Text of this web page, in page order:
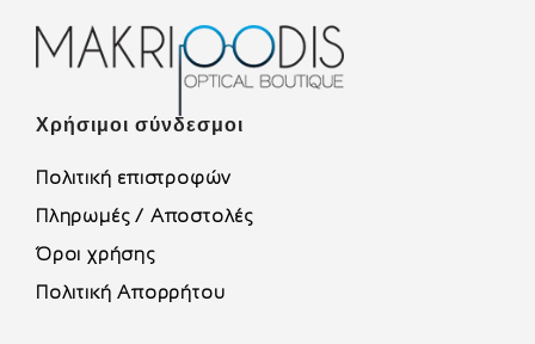
Χρήσιμοι σύνδεσμοι
Πολιτική επιστροφών
Πληρωμές / Αποστολές
Όροι χρήσης
Πολιτική Απορρήτου